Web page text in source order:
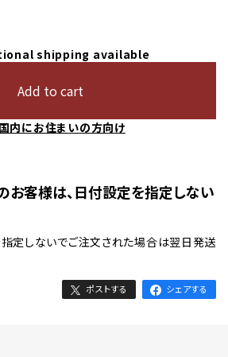
shipping available
Add to cart
内にお住まいの方向け
お客様は、日付設定を指定しない
定しないでご注文された場合は翌日発送
ポストする シェアする